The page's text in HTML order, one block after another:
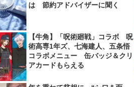
は 節約アドバイザーに聞く
【牛角】「呪術廻戦」コラボ 呪
術高専1年ズ、七海建人、五条悟
コラボメニュー 缶バッジ＆クリ
アカードもらえる